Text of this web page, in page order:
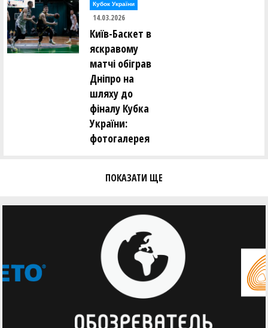
Кубок України
14.03.2026
Київ-Баскет в
яскравому
матчі обіграв
Дніпро на
шляху до
фіналу Кубка
України:
фотогалерея
ПОКАЗАТИ ЩЕ